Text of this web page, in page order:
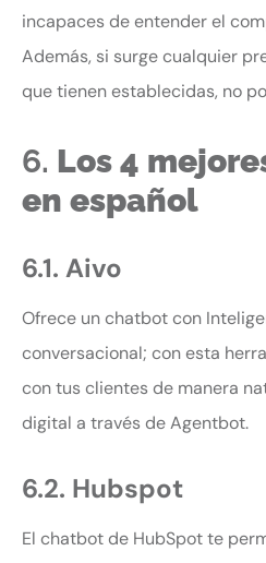
incapaces de entender el
Además, si surge cualquier
que tienen establecidas, no
6. Los 4
en español
6.1. Aivo
Ofrece un chatbot con
conversacional; con esta
con tus clientes de manera
digital a través de Agentbot.
6.2. Hubspot
El chatbot de HubSpot te